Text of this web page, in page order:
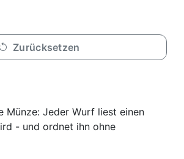
Zurücksetzen
Münze: Jeder Wurf liest einen
- und ordnet ihn ohne